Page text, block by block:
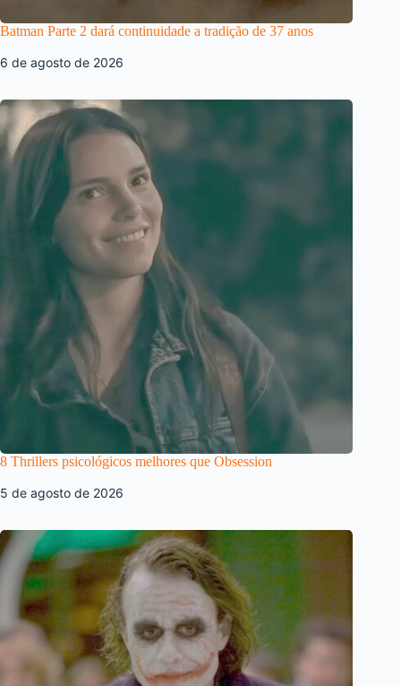
Batman Parte 2 dará continuidade a tradição de 37 anos
6 de agosto de 2026
8 Thrillers psicológicos melhores que Obsession
5 de agosto de 2026